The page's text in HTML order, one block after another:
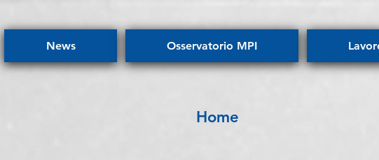
News Osservatorio MPI
Home